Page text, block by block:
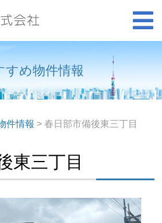
すめ物件情報
件情報 > 春日部市備後東三丁目
東三丁目